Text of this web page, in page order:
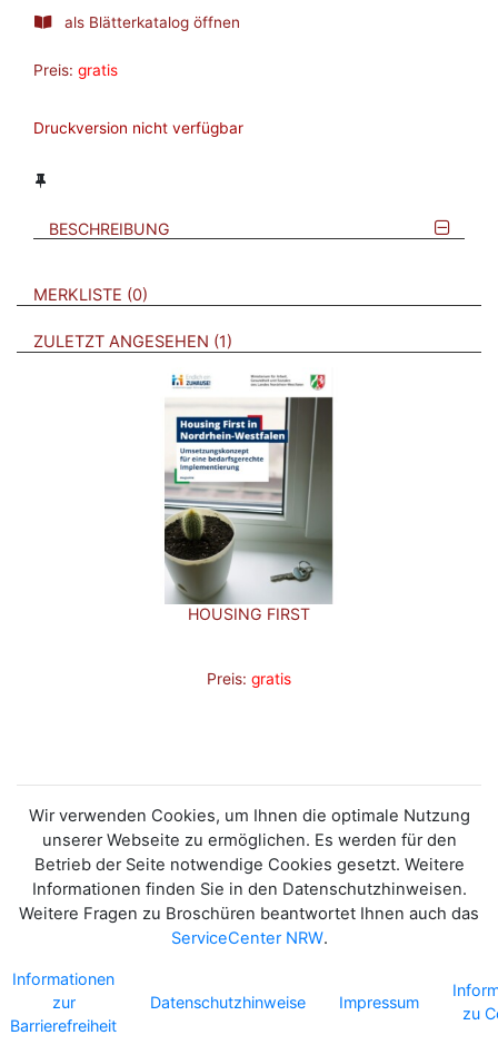
als Blätterkatalog öffnen
Preis: gratis
Druckversion nicht verfügbar
BESCHREIBUNG
VERWEISE AUF VERMERKTE- ODER ZULETZT ANGESEHENE
MERKLISTE 0 BROSCHÜREN
ZULETZT ANGESEHEN 1 BROSCHÜREN
HOUSING FIRST
Preis: gratis
Wir verwenden Cookies, um Ihnen die optimale Nutzung
unserer Webseite zu ermöglichen. Es werden für den
Betrieb der Seite notwendige Cookies gesetzt. Weitere
Informationen finden Sie in den Datenschutzhinweisen.
Weitere Fragen zu Broschüren beantwortet Ihnen auch das
ServiceCenter NRW.
Informationen
zur
Barrierefreiheit
Datenschutzhinweise Impressum
zu